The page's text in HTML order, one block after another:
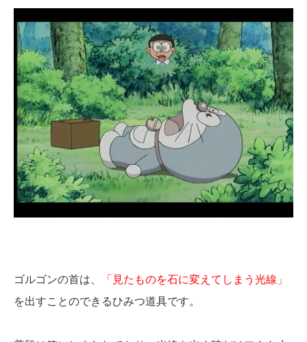
ゴルゴンの首は、
「見たものを石に変えてしまう光線」
を出すことのできるひみつ道具です。